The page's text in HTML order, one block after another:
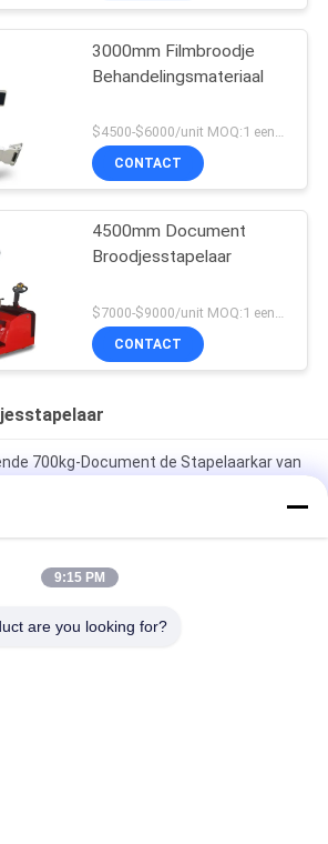
3000mm Filmbroodje
Behandelingsmateriaal
$4500-$6000/unit MOQ:1 eenheid
CONTACT
4500mm Document
Broodjesstapelaar
$7000-$9000/unit MOQ:1 eenheid
CONTACT
700kg-Document de Stapelaarkar van
van de Stadiummast 500kg Kar
de Stapelaarkeerder van 2.2kw
9:15 PM
are you looking for?